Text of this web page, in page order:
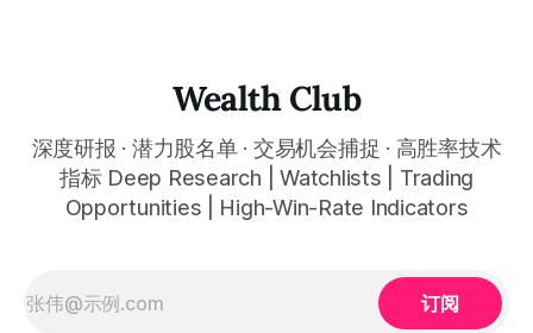
with any financial market — stocks, crypto,
Wealth Club
深度研报 · 潜力股名单 · 交易机会捕捉 · 高胜率技术
指标 Deep Research | Watchlists | Trading
Opportunities | High-Win-Rate Indicators
订阅